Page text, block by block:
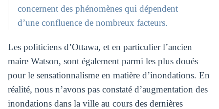
concernent des phénomènes qui dépendent
d’une confluence de nombreux facteurs.
Les politiciens d’Ottawa, et en particulier l’ancien
maire Watson, sont également parmi les plus doués
pour le sensationnalisme en matière d’inondations. En
réalité, nous n’avons pas constaté d’augmentation des
inondations dans la ville au cours des dernières